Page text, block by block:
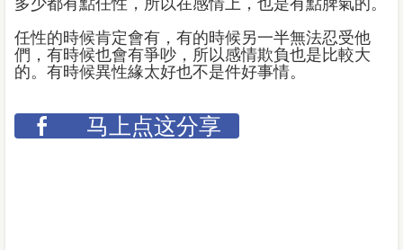
任性的時候肯定會有，有的時候另一半無法忍受他
們，有時候也會有爭吵，所以感情欺負也是比較大
的。有時候異性緣太好也不是件好事情。
马上点这分享